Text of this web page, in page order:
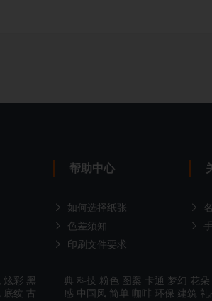
帮助中心
如何选择纸张
色差须知
印刷文件要求
炫彩 黑
底纹 古
典 科技 粉色 图案 卡通 梦幻 花朵
感 中国风 简单 咖啡 环保 建筑